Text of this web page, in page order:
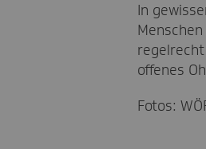
In
offenes
Fotos: